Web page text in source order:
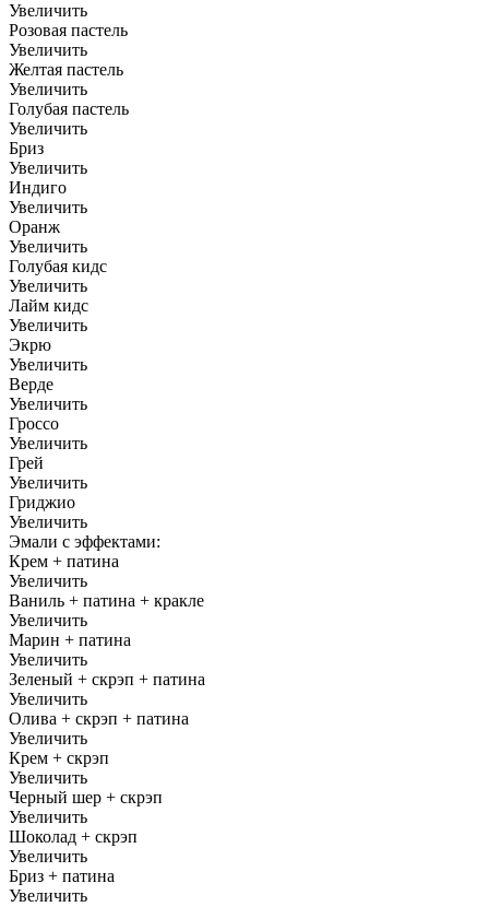
Увеличить
Розовая пастель
Увеличить
Желтая пастель
Увеличить
Голубая пастель
Увеличить
Бриз
Увеличить
Индиго
Увеличить
Оранж
Увеличить
Голубая кидс
Увеличить
Лайм кидс
Увеличить
Экрю
Увеличить
Верде
Увеличить
Гроссо
Увеличить
Грей
Увеличить
Гриджио
Увеличить
Эмали с эффектами:
Крем + патина
Увеличить
Ваниль + патина + кракле
Увеличить
Марин + патина
Увеличить
Зеленый + скрэп + патина
Увеличить
Олива + скрэп + патина
Увеличить
Крем + скрэп
Увеличить
Черный шер + скрэп
Увеличить
Шоколад + скрэп
Увеличить
Бриз + патина
Увеличить